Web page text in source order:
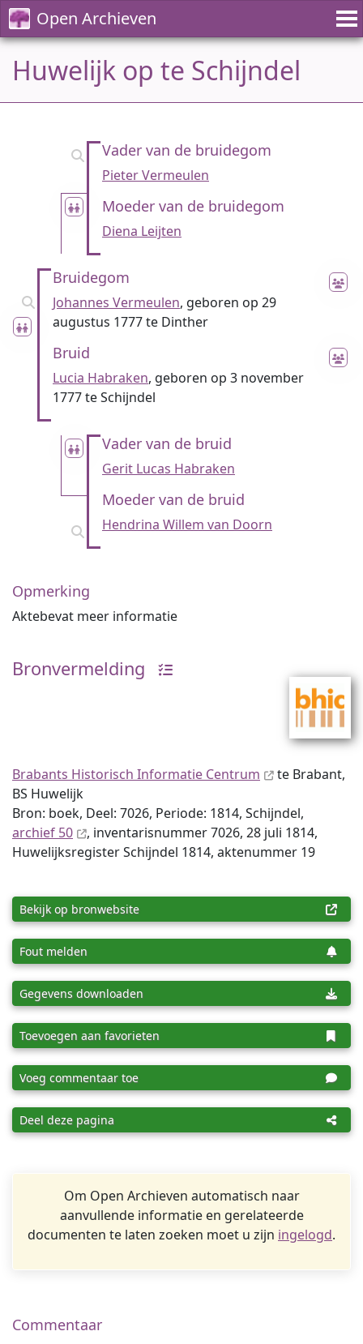
Open Archieven
Huwelijk op te Schijndel
Vader van de bruidegom
Pieter Vermeulen
Moeder van de bruidegom
Diena Leijten
Bruidegom
Johannes Vermeulen, geboren op 29
augustus 1777 te Dinther
Bruid
Lucia Habraken, geboren op 3 november
1777 te Schijndel
Vader van de bruid
Gerit Lucas Habraken
Moeder van de bruid
Hendrina Willem van Doorn
Opmerking
Aktebevat meer informatie
Bronvermelding
Brabants Historisch Informatie Centrum
te Brabant,
BS Huwelijk
Bron: boek, Deel: 7026, Periode: 1814, Schijndel,
archief 50
, inventaris­num­mer 7026, 28 juli 1814,
Huwelijksregister Schijndel 1814, aktenummer 19
Bekijk op bronwebsite
Fout melden
Gegevens downloaden
Toevoegen aan favorieten
Voeg commentaar toe
Deel deze pagina
Om Open Archieven automatisch naar
aanvullende informatie en gerelateerde
documenten te laten zoeken moet u zijn ingelogd.
Commentaar